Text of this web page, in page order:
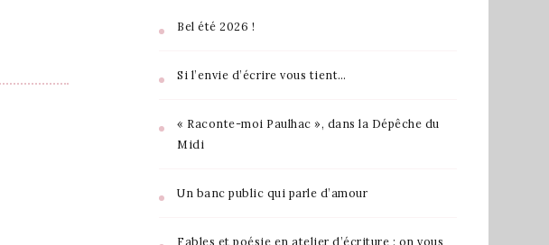
Bel été 2026 !
Si l’envie d’écrire vous tient…
« Raconte-moi Paulhac », dans la Dépêche du
Midi
Un banc public qui parle d’amour
Fables et poésie en atelier d’écriture : on vous